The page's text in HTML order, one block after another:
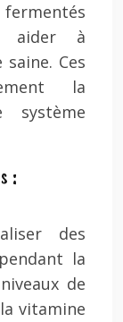
aider à
Ces
la
:
des
la
de
vitamine